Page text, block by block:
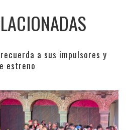
recuerda a sus impulsores y
estreno